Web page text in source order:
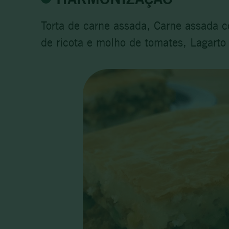
Torta de carne assada, Carne
de ricota e molho de tomates,